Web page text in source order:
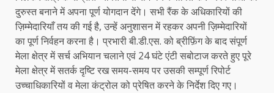
दुरुस्त बनाने में अपना पूर्ण योगदान देंगे। सभी रैंक के अधिकारियों की
ज़िम्मेदारियाँ तय की गई है, उन्हें अनुशासन में रहकर अपनी ज़िम्मेदारियों
का पूर्ण निर्वहन करना है। प्रभारी बी.डी.एस. को ब्रीफ़िंग के बाद संपूर्ण
मेला क्षेत्र में सर्च अभियान चलाने एवं 24 घंटे एंटी सबोटाज करते हुए पूरे
मेला क्षेत्र में सतर्क दृष्टि रख समय-समय पर उसकी सम्पूर्ण रिपोर्ट
उच्चाधिकारियों व मेला कंट्रोल को प्रेषित करने के निर्देश दिए गए।